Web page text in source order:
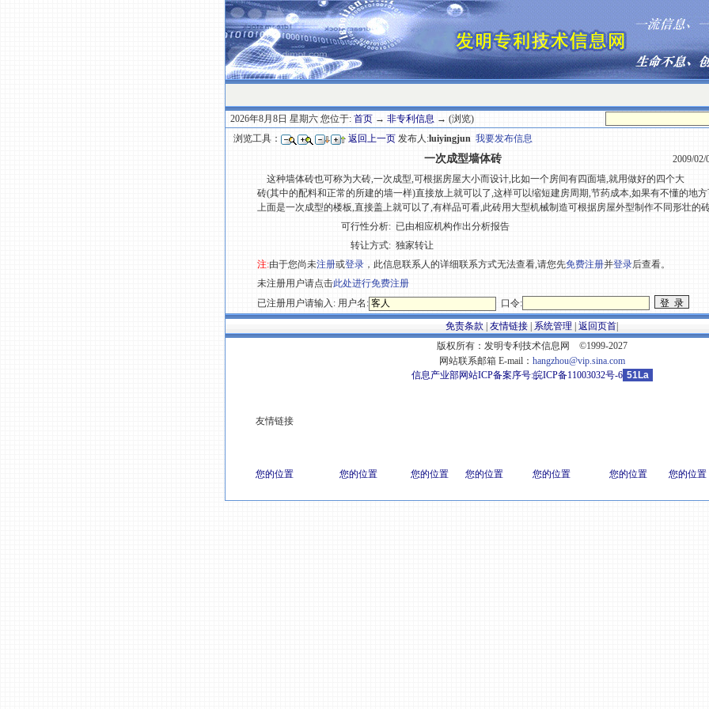
2026年8月8日 星期六 您位于: 首页 → 非专利信息 → (浏览)
浏览工具：
返回上一页 发布人:luiyingjun 我要发布信息
一次成型墙体砖
2009/02/
这种墙体砖也可称为大砖,一次成型,可根据房屋大小而设计,比如一个房间有四面墙,就用做好的四个大
砖(其中的配料和正常的所建的墙一样)直接放上就可以了,这样可以缩短建房周期,节药成本,如果有不懂的地方
上面是一次成型的楼板,直接盖上就可以了,有样品可看,此砖用大型机械制造可根据房屋外型制作不同形壮的
可行性分析: 已由相应机构作出分析报告
转让方式: 独家转让
注:由于您尚未注册或登录 ，此信息联系人的详细联系方式无法查看,请您先免费注册并登录后查看。
未注册用户请点击此处进行免费注册
已注册用户请输入: 用户名:
口令:
免责条款 友情链接 系统管理 返回页首
版权所有：发明专利技术信息网 ©1999-2027
网站联系邮箱 E-mail： hangzhou@vip.sina.com
信息产业部网站ICP备案序号:皖ICP备11003032号-6 51La
友情链接
您的位置 您的位置 您的位置 您的位置 您的位置 您的位置 您的位置